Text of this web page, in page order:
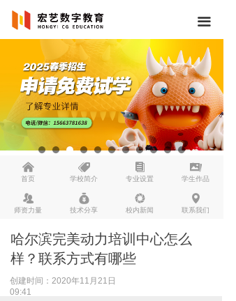
낀
首页
뀄
学校简介
뀴
专业设置
끡
学生作品
뀡
师资力量
낐
技术分享
넆
校内新闻
넹
联系我们
끀
哈尔滨完美动力培训中心怎么
样？联系方式有哪些
创建时间： 2020年11月21日
09:41